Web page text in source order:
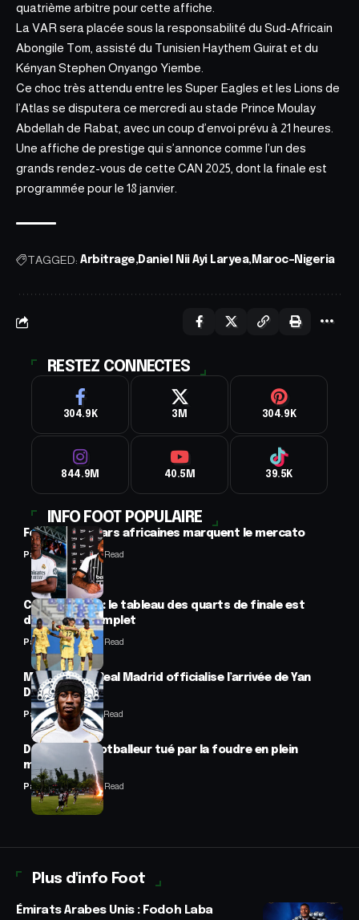
quatrième arbitre pour cette affiche.
La VAR sera placée sous la responsabilité du Sud-Africain
Abongile Tom, assisté du Tunisien Haythem Guirat et du
Kényan Stephen Onyango Yiembe.
Ce choc très attendu entre les Super Eagles et les Lions de
l’Atlas se disputera ce mercredi au stade Prince Moulay
Abdellah de Rabat, avec un coup d’envoi prévu à 21 heures.
Une affiche de prestige qui s’annonce comme l’un des
grands rendez-vous de cette CAN 2025, dont la finale est
programmée pour le 18 janvier.
TAGGED: Arbitrage Daniel Nii Ayi Laryea Maroc–Nigeria
RESTEZ CONNECTES
304.9K 3M 304.9K
844.9M 40.5M 39.5K
INFO FOOT POPULAIRE
Football : 2 stars africaines marquent le mercato
Panafrofoot2 Min Read
CAN féminine : le tableau des quarts de finale est
désormais complet
Panafrofoot2 Min Read
Mercato : Le Real Madrid officialise l’arrivée de Yan
Diomandé
Panafrofoot1 Min Read
Drame : un footballeur tué par la foudre en plein
match
Panafrofoot2 Min Read
Plus d'info Foot
Émirats Arabes Unis : Fodoh Laba